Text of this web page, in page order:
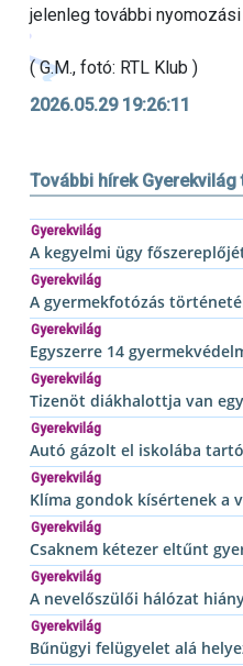
jelenleg további
( G.M., fotó: RTL Klub )
2026.05.29 19:26:11
További hírek Gyerekvilág
Gyerekvilág
A kegyelmi ügy
Gyerekvilág
A gyermekfotózás
Gyerekvilág
Egyszerre 14
Gyerekvilág
Tizenöt diákhalottja van
Gyerekvilág
Autó gázolt el iskolába
Gyerekvilág
Klíma gondok kísértenek a
Gyerekvilág
Csaknem kétezer eltűnt
Gyerekvilág
A nevelőszülői hálózat
Gyerekvilág
Bűnügyi felügyelet alá